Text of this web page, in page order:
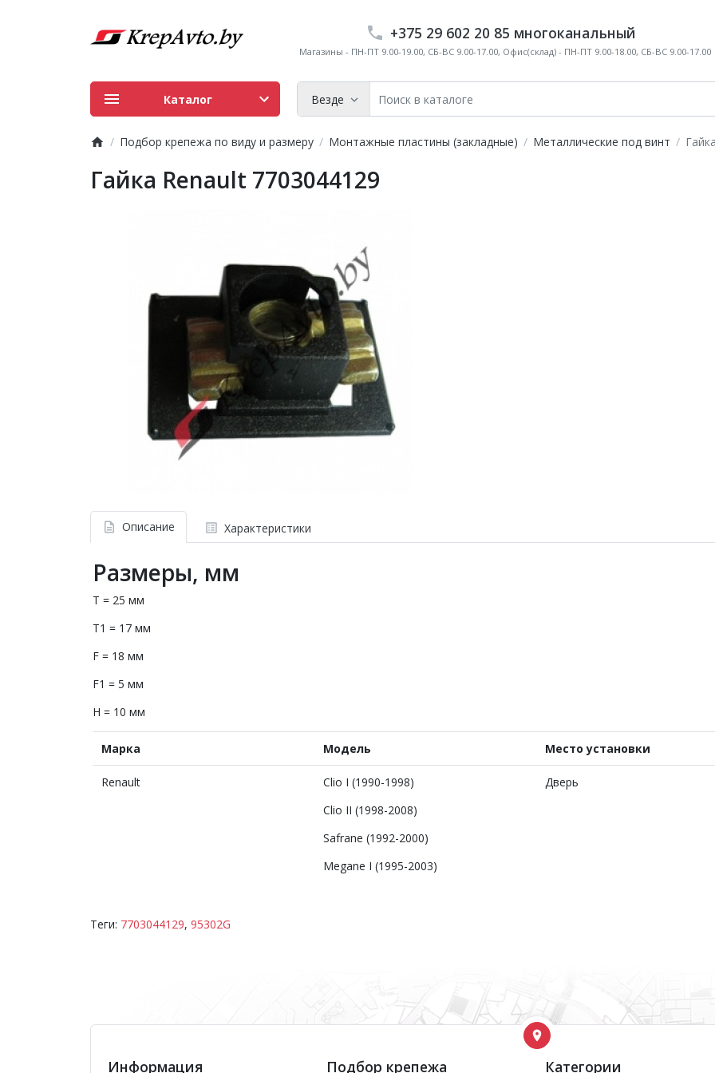
+375 29 602 20 85 многоканальный
Магазины - ПН-ПТ 9.00-19.00, СБ-ВС 9.00-17.00, Офис(склад) - ПН-ПТ 9.00-18.00, СБ-ВС 9.00-17.00
Везде
Каталог
Подбор крепежа по виду и размеру Монтажные пластины (закладные) Металлические под винт
Гайка Renault 7703044129
Описание Характеристики
Размеры, мм
T = 25 мм
T1 = 17 мм
F = 18 мм
F1 = 5 мм
H = 10 мм
Марка Модель Место установки
Renault
Clio I (1990-1998)
Clio II (1998-2008)
Safrane (1992-2000)
Megane I (1995-2003)
Дверь
Теги: 7703044129, 95302G
Информация Подбор крепежа Категории